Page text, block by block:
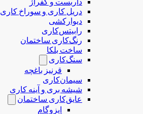
دریل کاری و سوراخ کاری
دیوارکشی
رابیتس‌کاری
رنگ‌کاری ساختمان
ساخت بلکا
سنگ‌کاری
قرنیز باغچه
سیمان‌کاری
شیشه بری و آینه کاری
عایق‌کاری ساختمان
ایزوگام